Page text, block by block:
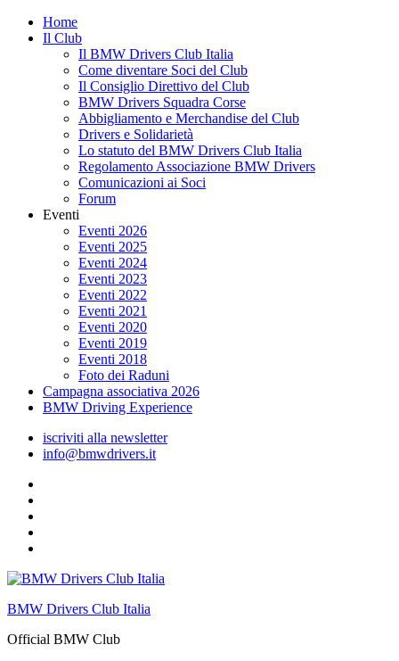
Skip
Home
Il Club
Il BMW Drivers Club Italia
Come diventare Soci del Club
Il Consiglio Direttivo del Club
BMW Drivers Squadra Corse
Abbigliamento e Merchandise del Club
Drivers e Solidarietà
Lo statuto del BMW Drivers Club Italia
Regolamento Associazione BMW Drivers
Comunicazioni ai Soci
Forum
Eventi
Eventi 2026
Eventi 2025
Eventi 2024
Eventi 2023
Eventi 2022
Eventi 2021
Eventi 2020
Eventi 2019
Eventi 2018
Foto dei Raduni
Campagna associativa 2026
BMW Driving Experience
iscriviti alla newsletter
info@bmwdrivers.it
BMW Drivers Club Italia
Official BMW Club